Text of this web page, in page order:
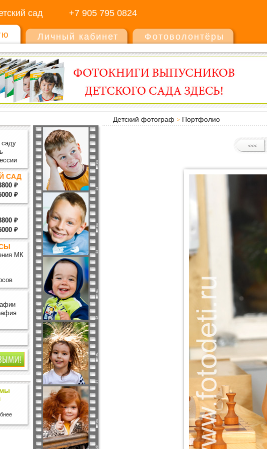
сад +7 905 795 0824
Личный кабинет Фотоволонтёры
Детский фотограф
Портфолио
САД
₽
₽
₽
₽
МК